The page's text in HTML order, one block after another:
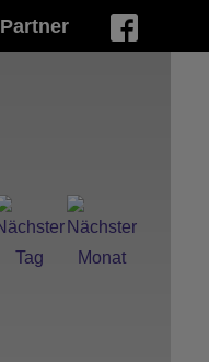
Partner